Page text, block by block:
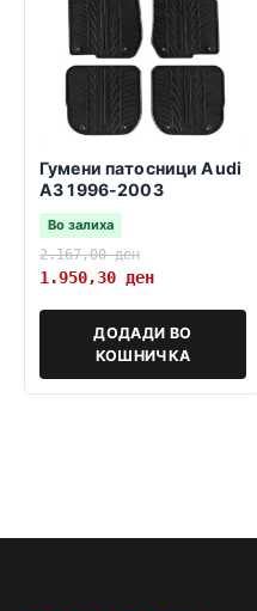
Гумени патосници Audi
A3 1996-2003
Во залиха
2.167,00ден
1.950,30 ден
ДОДАДИ ВО
КОШНИЧКА